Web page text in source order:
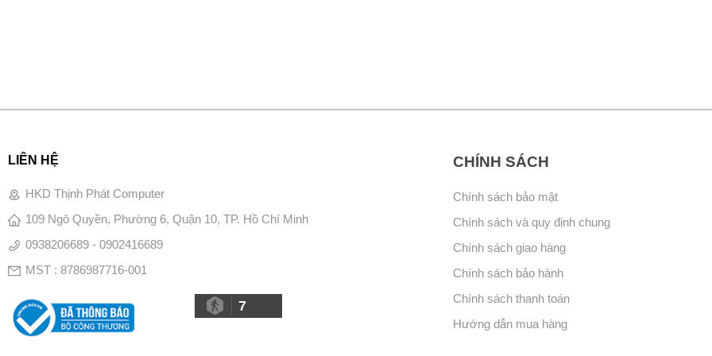
LIÊN HỆ
HKD Thịnh Phát Computer
109 Ngô Quyền, Phường 6, Quận 10, TP. Hồ Chí Minh
0938206689 - 0902416689
MST : 8786987716-001
7
CHÍNH SÁCH
Chính sách bảo mật
Chính sách và quy định chung
Chính sách giao hàng
Chính sách bảo hành
Chính sách thanh toán
Hướng dẫn mua hàng